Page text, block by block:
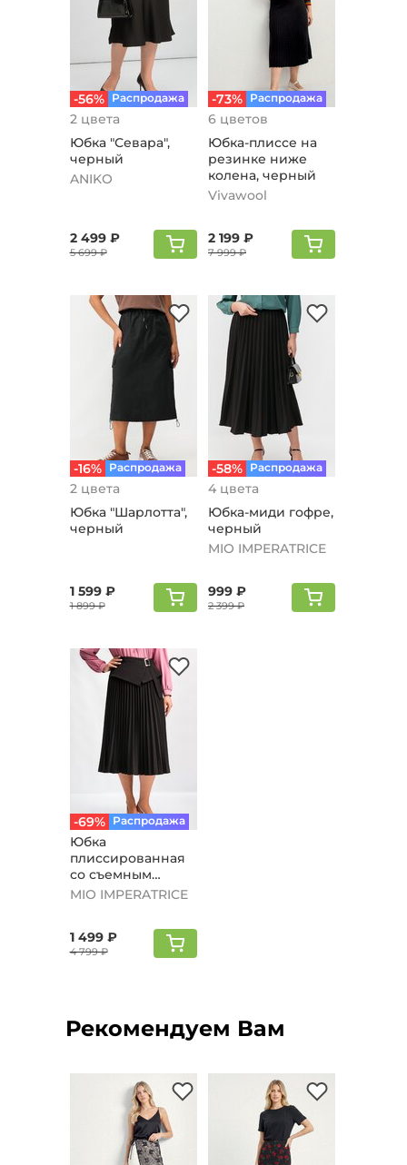
-56% Распродажа
2 цвета
Юбка "Севара",
черный
ANIKO
2 499 ₽
5 699 ₽
-73% Распродажа
6 цветов
Юбка-плиссе на
резинке ниже
колена, черный
Vivawool
2 199 ₽
7 999 ₽
-16% Распродажа
2 цвета
Юбка "Шарлотта",
черный
1 599 ₽
1 899 ₽
-58% Распродажа
4 цвета
Юбка-миди гофре,
черный
MIO IMPERATRICE
999 ₽
2 399 ₽
-69% Распродажа
Юбка
плиссированная
со съемным
поясом, черный
MIO IMPERATRICE
1 499 ₽
4 799 ₽
Рекомендуем Вам